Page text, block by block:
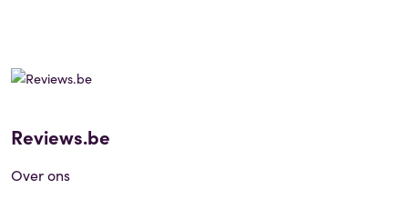
Reviews.be
Over ons